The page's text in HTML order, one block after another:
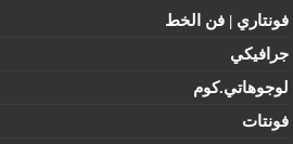
فونتاري | فن الخط
جرافيكي
لوجوهاتي.كوم
فونتات